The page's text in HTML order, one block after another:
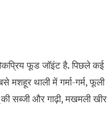
फूड जॉइंट है. पिछले कई
मशहूर थाली में गर्मा-गर्म, फूली
सब्जी और गाढ़ी, मखमली खीर